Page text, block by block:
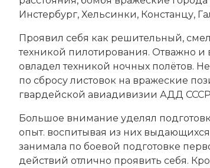
Инстербург, Хельсинки, Констанцу,
Проявил себя как решительный,
техникой пилотирования. Отважно и
овладел техникой ночных полётов.
по сбросу листовок на вражеские
гвардейской авиадивизии АДД
Большое внимание уделял
опыт. воспитывая из них
занимала по боевой подготовке
действий отлично проявить себя.